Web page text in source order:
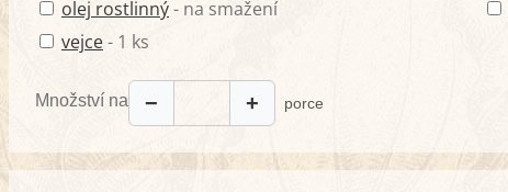
olej rostlinný- na smažení
vejce- 1 ks
Množství na − + porce